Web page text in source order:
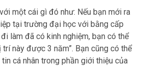
một cái gì đó như: Nếu bạn mới ra
tại trường đại học với bằng cấp
làm đã có kinh nghiệm, bạn có thể
này được 3 năm”. Bạn cũng có thể
cá nhân trong phần giới thiệu của